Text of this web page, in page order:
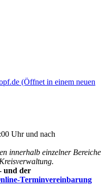
(Öffnet in einem neuen
Uhr und nach
innerhalb einzelner Bereiche
und der
Terminvereinbarung